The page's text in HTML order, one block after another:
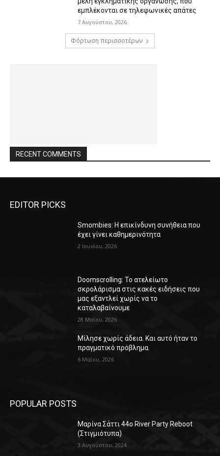
εμπλέκονται σε τηλεφωνικές απάτες
7 Αυγούστου, 2026
Φόρτωση περισσοτέρων
RECENT COMMENTS
EDITOR PICKS
Smombies: Η επικίνδυνη συνήθεια που
έχει γίνει καθημερινότητα
2 Ιουνίου, 2026
Doomscrolling: Το ατελείωτο
σκρολάρισμα στις κακές ειδήσεις που
μας εξαντλεί χωρίς να το
καταλαβαίνουμε
28 Μαΐου, 2026
Μίλησε χωρίς άδεια. Και αυτό ήταν το
πραγματικό πρόβλημα.
6 Μαΐου, 2026
POPULAR POSTS
Μαρίνα Σάττι 44o River Party Reboot
(Στιγμιότυπα)
3 Αυγούστου, 2024